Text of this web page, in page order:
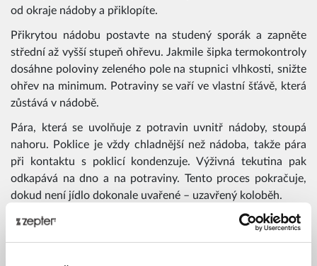
od okraje nádoby a přiklopíte.
Přikrytou nádobu postavte na studený sporák a zapněte
střední až vyšší stupeň ohřevu. Jakmile šipka termokontroly
dosáhne poloviny zeleného pole na stupnici vlhkosti, snižte
ohřev na minimum. Potraviny se vaří ve vlastní šťávě, která
zůstává v nádobě.
Pára, která se uvolňuje z potravin uvnitř nádoby, stoupá
nahoru. Poklice je vždy chladnější než nádoba, takže pára
při kontaktu s poklicí kondenzuje. Výživná tekutina pak
odkapává na dno a na potraviny. Tento proces pokračuje,
dokud není jídlo dokonale uvařené – uzavřený koloběh.
Vodní pára vytvořená mezi okrajem nádoby a poklicí